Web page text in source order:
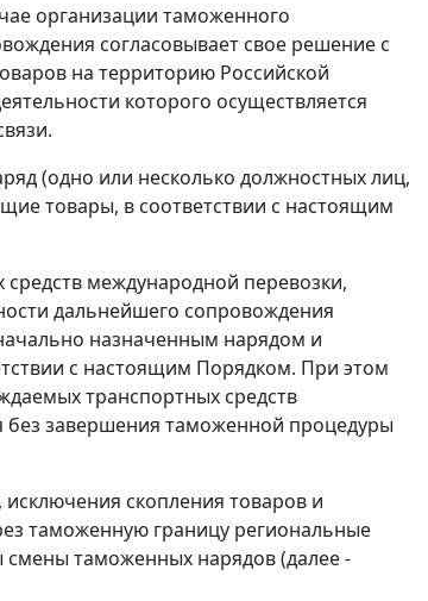
организации таможенного
согласовывает свое решение с
на территорию Российской
которого осуществляется
(одно или несколько должностных лиц,
товары, в соответствии с настоящим
международной перевозки,
дальнейшего сопровождения
назначенным нарядом и
с настоящим Порядком. При этом
транспортных средств
без завершения таможенной процедуры
скопления товаров и
таможенную границу региональные
смены таможенных нарядов (далее -